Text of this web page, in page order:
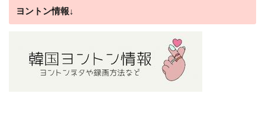
ヨントン情報↓